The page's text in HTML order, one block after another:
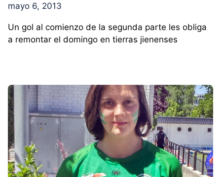
mayo 6, 2013
Un gol al comienzo de la segunda parte les obliga
a remontar el domingo en tierras jienenses